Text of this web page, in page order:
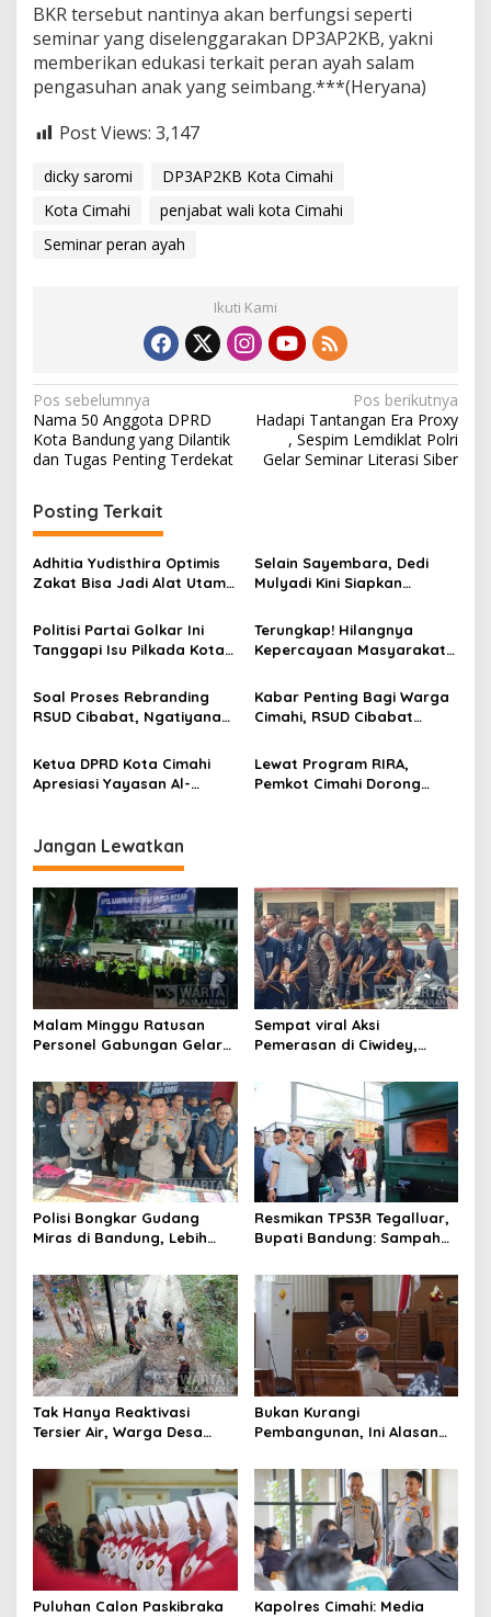
BKR tersebut nantinya akan berfungsi seperti
seminar yang diselenggarakan DP3AP2KB, yakni
memberikan edukasi terkait peran ayah salam
pengasuhan anak yang seimbang.***(Heryana)
Post Views: 3,147
dicky saromi
DP3AP2KB Kota Cimahi
Kota Cimahi
penjabat wali kota Cimahi
Seminar peran ayah
Ikuti Kami
N
a
v
i
g
a
s
i
p
s
Pos sebelumnya
Nama 50 Anggota DPRD
Kota Bandung yang Dilantik
dan Tugas Penting Terdekat
Pos berikutnya
Hadapi Tantangan Era Proxy
, Sespim Lemdiklat Polri
Gelar Seminar Literasi Siber
Posting Terkait
Adhitia Yudisthira Optimis
Zakat Bisa Jadi Alat Utama
Kota Cimahi
Selain Sayembara, Dedi
Mulyadi Kini Siapkan
Sebarkan Lokasi Penjualan
Narkotika
Politisi Partai Golkar Ini
Tanggapi Isu Pilkada Kota
Terungkap! Hilangnya
Kepercayaan Masyarakat
Rebranding RSUD Cibabat
Soal Proses Rebranding
RSUD Cibabat, Ngatiyana
Perlu Persetujuan DPRD
Kabar Penting Bagi Warga
Cimahi, RSUD Cibabat
Mulya
Ketua DPRD Kota Cimahi
Apresiasi Yayasan Al-
Lewat Program RIRA,
Pemkot Cimahi Dorong
Jangan Lewatkan
Malam Minggu Ratusan
Personel Gabungan Gelar
Besar Kabupaten Bandung
Sempat viral Aksi
Pemerasan di Ciwidey,
Pelaku
Polisi Bongkar Gudang
Miras di Bandung, Lebih
Resmikan TPS3R Tegalluar,
Bupati Bandung: Sampah
Pemerintah
Tak Hanya Reaktivasi
Tersier Air, Warga Desa
Alternatif di Padalarang
Bukan Kurangi
Pembangunan, Ini Alasan
Pengurangan Belanja
Daerah
Puluhan Calon Paskibraka
Kapolres Cimahi: Media